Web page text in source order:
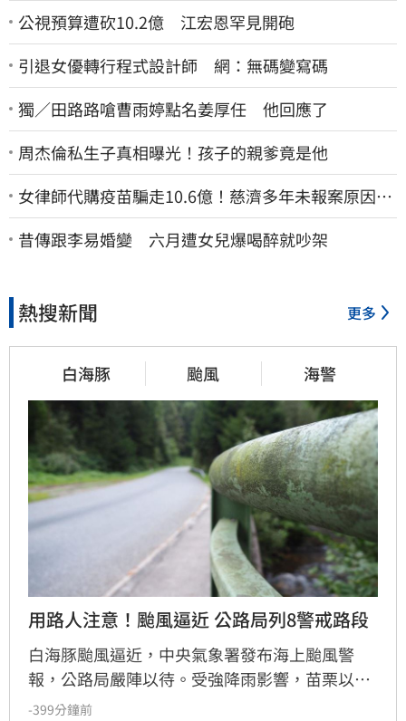
公視預算遭砍10.2億 江宏恩罕見開砲
引退女優轉行程式設計師 網：無碼變寫碼
獨／田路路嗆曹雨婷點名姜厚任 他回應了
周杰倫私生子真相曝光！孩子的親爹竟是他
女律師代購疫苗騙走10.6億！慈濟多年未報案原因
曝：檢警上門才知被騙
昔傳跟李易婚變 六月遭女兒爆喝醉就吵架
熱搜新聞 更多
白海豚 颱風 海警
用路人注意！颱風逼近 公路局列8警戒路段
白海豚颱風逼近，中央氣象署發布海上颱風警
報，公路局嚴陣以待。受強降雨影響，苗栗以北
及中南部山區風險高，公路局已針對台2線、台7
-399分鐘前